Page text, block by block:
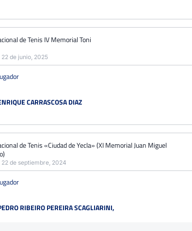
de Tenis IV Memorial Toni
22 de junio, 2025
CARRASCOSA DIAZ
de Tenis «Ciudad de Yecla» (XI Memorial Juan Miguel
22 de septiembre, 2024
RIBEIRO PEREIRA SCAGLIARINI,